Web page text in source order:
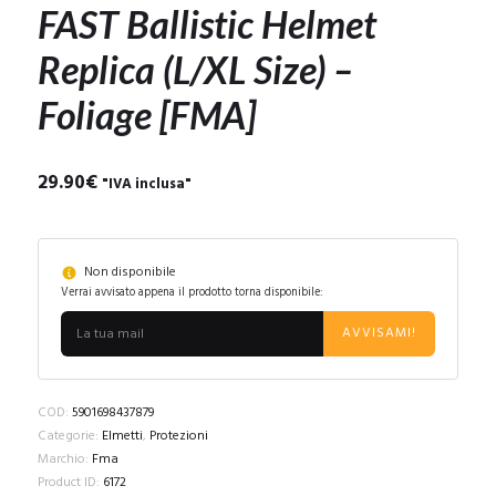
FAST Ballistic Helmet
Replica (L/XL Size) –
Foliage [FMA]
29.90€ "IVA inclusa"
Non disponibile
Verrai avvisato appena il prodotto torna disponibile:
AVVISAMI!
COD: 5901698437879
Categorie: Elmetti, Protezioni
Marchio: Fma
Product ID: 6172